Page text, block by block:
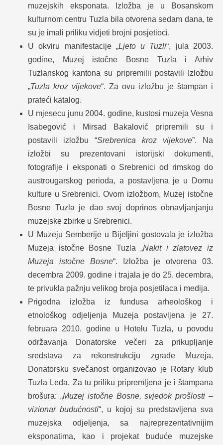
muzejskih eksponata. Izložba je u Bosanskom
kulturnom centru Tuzla bila otvorena sedam dana, te
su je imali priliku vidjeti brojni posjetioci.
U okviru manifestacije „Ljeto u Tuzli“, jula 2003.
godine, Muzej istočne Bosne Tuzla i Arhiv
Tuzlanskog kantona su pripremilii postavili Izložbu
„Tuzla kroz vijekove“. Za ovu izložbu je štampan i
prateći katalog.
U mjesecu junu 2004. godine, kustosi muzeja Vesna
Isabegović i Mirsad Bakalović pripremili su i
postavili izložbu “Srebrenica kroz vijekove”. Na
izložbi su prezentovani istorijski dokumenti,
fotografije i eksponati o Srebrenici od rimskog do
austrougarskog perioda, a postavljena je u Domu
kulture u Srebrenici. Ovom izložbom, Muzej istočne
Bosne Tuzla je dao svoj doprinos obnavljanjanju
muzejske zbirke u Srebrenici.
U Muzeju Semberije u Bijeljini gostovala je izložba
Muzeja istočne Bosne Tuzla „Nakit i zlatovez iz
Muzeja istočne Bosne“. Izložba je otvorena 03.
decembra 2009. godine i trajala je do 25. decembra,
te privukla pažnju velikog broja posjetilaca i medija.
Prigodna izložba iz fundusa arheološkog i
etnološkog odjeljenja Muzeja postavljena je 27.
februara 2010. godine u Hotelu Tuzla, u povodu
održavanja Donatorske večeri za prikupljanje
sredstava za rekonstrukciju zgrade Muzeja.
Donatorsku svečanost organizovao je Rotary klub
Tuzla Leda. Za tu priliku pripremljena je i štampana
brošura: „Muzej istočne Bosne, svjedok prošlosti –
vizionar budućnosti“, u kojoj su predstavljena sva
muzejska odjeljenja, sa najreprezentativnijim
eksponatima, kao i projekat buduće muzejske